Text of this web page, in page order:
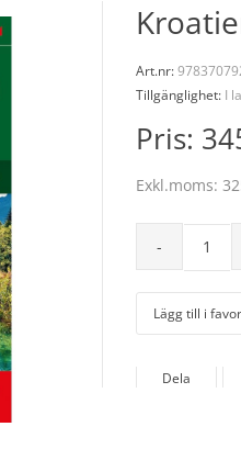
Art.nr:
Tillgänglighet: I
Pris:
Exkl.moms:
Lägg till i
Dela